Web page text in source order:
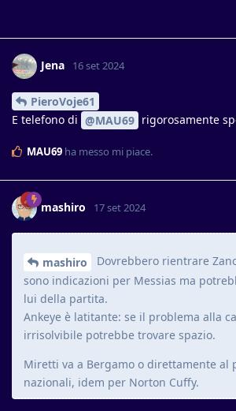
Jena 16 set 2024
PieroVoje61
E telefono di @MAU69 rigorosamente
MAU69 ha messo mi piace.
mashiro 17 set 2024
mashiro
Dovrebbero rientrare
sono indicazioni per Messias ma
lui della partita.
Ankeye è latitante: se il problema alla
irrisolvibile potrebbe trovare spazio.
Miretti va a Bergamo o direttamente al
nazionali, idem per Norton Cuffy.